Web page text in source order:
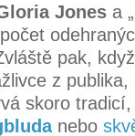
Jones a „
pak,
z
skoro
nebo